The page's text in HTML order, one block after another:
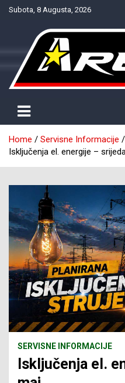
SkipSubota, 8 Augusta, 2026
NTV Arena
Home
Servisne Informacije
Isključenja el. energije –
SERVISNE INFORMACIJE
Isključenja el.